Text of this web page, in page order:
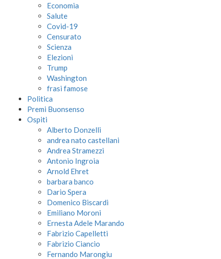
Economia
Salute
Covid-19
Censurato
Scienza
Elezioni
Trump
Washington
frasi famose
Politica
Premi Buonsenso
Ospiti
Alberto Donzelli
andrea nato castellani
Andrea Stramezzi
Antonio Ingroia
Arnold Ehret
barbara banco
Dario Spera
Domenico Biscardi
Emiliano Moroni
Ernesta Adele Marando
Fabrizio Capelletti
Fabrizio Ciancio
Fernando Marongiu